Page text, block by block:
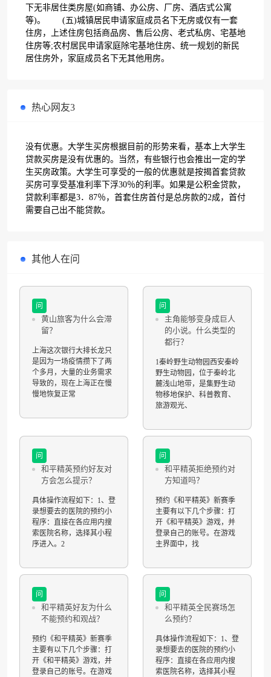
下无非居住类房屋(如商铺、办公房、厂房、酒店式公寓
等)。 (五)城镇居民申请家庭成员名下无房或仅有一套
住房，上述住房包括商品房、售后公房、老式私房、宅基地
住房等;农村居民申请家庭除宅基地住房、统一规划的新民
居住房外，家庭成员名下无其他用房。
热心网友3
没有优惠。大学生买房根据目前的形势来看，基本上大学生
贷款买房是没有优惠的。当然，有些银行也会推出一定的学
生买房政策。大学生可享受的一般的优惠就是按揭首套贷款
买房可享受基准利率下浮30％的利率。如果是公积金贷款，
贷款利率都是3．87％，首套住房首付是总房款的2成，首付
需要自己出不能贷款。
其他人在问
问
黄山旅客为什么会滞
留？
上海这次银行大排长龙只
是因为一场疫情攒下了两
个多月，大量的业务需求
导致的，现在上海正在慢
慢地恢复正常
问
主角能够变身成巨人
的小说。什么类型的
都行？
1秦岭野生动物园西安秦岭
野生动物园，位于秦岭北
麓浅山地带，是集野生动
物移地保护、科普教育、
旅游观光、
问
和平精英预约好友对
方会怎么提示？
具体操作流程如下：1、登
录想要去的医院的预约小
程序：直接在各应用内搜
索医院名称，选择其小程
序进入。2
问
和平精英拒绝预约对
方知道吗？
预约《和平精英》新赛季
主要有以下几个步骤：打
开《和平精英》游戏，并
登录自己的账号。在游戏
主界面中，找
问
和平精英好友为什么
不能预约和观战？
预约《和平精英》新赛季
主要有以下几个步骤：打
开《和平精英》游戏，并
登录自己的账号。在游戏
问
和平精英全民赛场怎
么预约？
具体操作流程如下：1、登
录想要去的医院的预约小
程序：直接在各应用内搜
索医院名称，选择其小程